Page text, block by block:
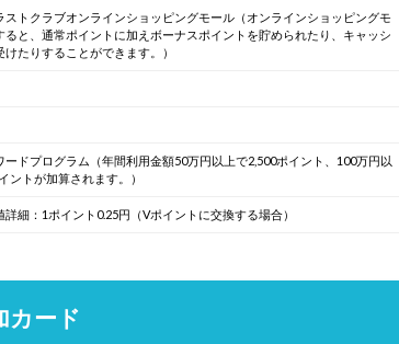
ストクラブオンラインショッピングモール（オンラインショッピングモ
ると、通常ポイントに加えボーナスポイントを貯められたり、キャッシ
けたりすることができます。）
ードプログラム（年間利用金額50万円以上で2,500ポイント、100万円以
ントが加算されます。）
詳細：1ポイント0.25円（Vポイントに交換する場合）
カード